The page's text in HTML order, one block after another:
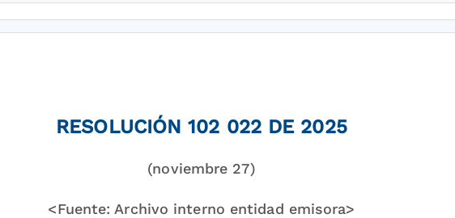
RESOLUCIÓN 102 022 DE 2025
(noviembre 27)
<Fuente: Archivo interno entidad emisora>